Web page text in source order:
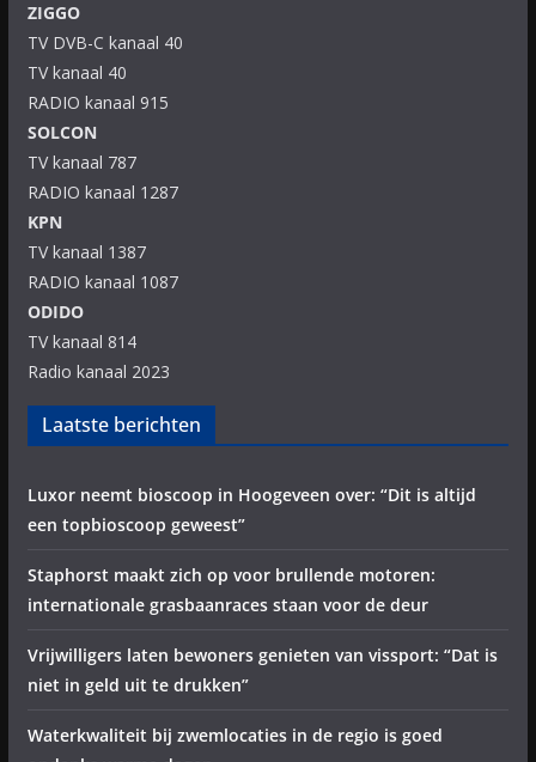
ZIGGO
TV DVB-C kanaal 40
TV kanaal 40
RADIO kanaal 915
SOLCON
TV kanaal 787
RADIO kanaal 1287
KPN
TV kanaal 1387
RADIO kanaal 1087
ODIDO
TV kanaal 814
Radio kanaal 2023
Laatste berichten
Luxor neemt bioscoop in Hoogeveen over: “Dit is altijd
een topbioscoop geweest”
Staphorst maakt zich op voor brullende motoren:
internationale grasbaanraces staan voor de deur
Vrijwilligers laten bewoners genieten van vissport: “Dat is
niet in geld uit te drukken”
Waterkwaliteit bij zwemlocaties in de regio is goed